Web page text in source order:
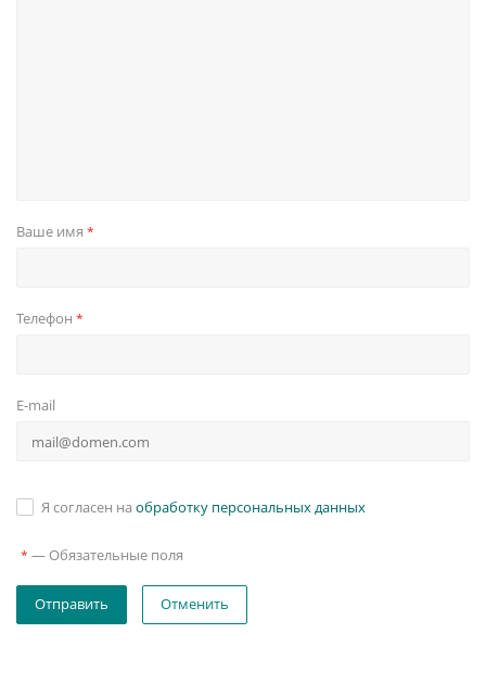
Ваше имя *
Телефон *
E-mail
Я согласен на обработку персональных данных
* — Обязательные поля
Отменить